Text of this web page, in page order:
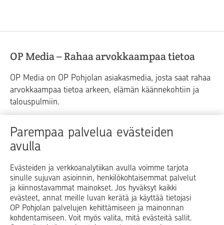
Parempaa palvelua evästeiden
avulla
Evästeiden ja verkkoanalytiikan avulla voimme tarjota
sinulle sujuvan asioinnin, henkilökohtaisemmat palvelut
ja kiinnostavammat mainokset. Jos hyväksyt kaikki
evästeet, annat meille luvan kerätä ja käyttää tietojasi
OP Pohjolan palvelujen kehittämiseen ja mainonnan
kohdentamiseen. Voit myös valita, mitä evästeitä sallit.
OP Media – Rahaa arvokkaampaa tietoa
OP Media on OP Pohjolan asiakasmedia, josta saat rahaa
arvokkaampaa tietoa arkeen, elämän käännekohtiin ja
talouspulmiin.
Raha Elämä
Yrityselämä
Blogit ja puheenvuorot
Op.fi OP Koti Pohjola Vahinkoapu
Facebook
X LinkedInInstagram